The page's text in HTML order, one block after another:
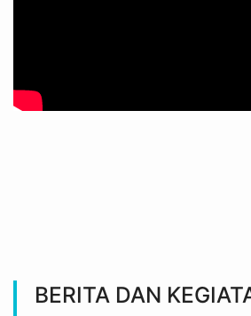
BERITA DAN